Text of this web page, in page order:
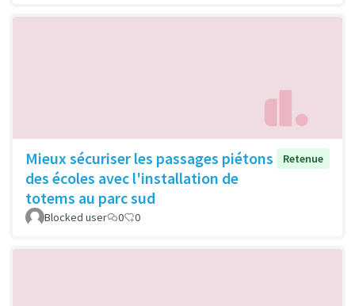
Mieux sécuriser les passages piétons
des écoles avec l'installation de
totems au parc sud
Retenue
Blocked user 0 0